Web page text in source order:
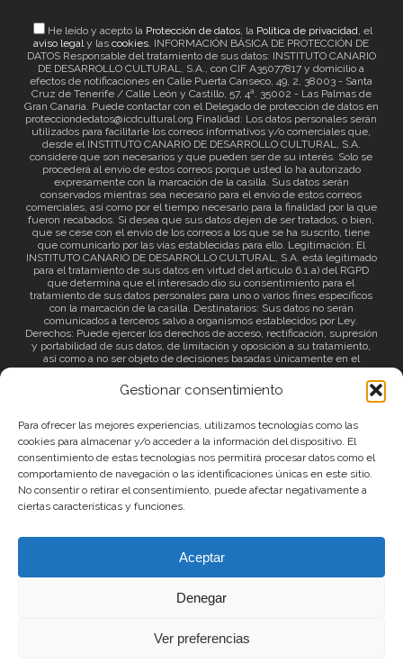
Gestionar consentimiento
Para ofrecer las mejores experiencias, utilizamos tecnologías como las
cookies para almacenar y/o acceder a la información del dispositivo. El
consentimiento de estas tecnologías nos permitirá procesar datos como el
comportamiento de navegación o las identificaciones únicas en este sitio.
No consentir o retirar el consentimiento, puede afectar negativamente a
ciertas características y funciones.
Aceptar
Denegar
Ver preferencias
He leído y acepto la Protección de datos, la Política de privacidad, el
aviso legaly lascookies. INFORMACIÓN BÁSICA DE PROTECCIÓN DE
DATOS Responsable del tratamiento de sus datos: INSTITUTO CANARIO
DE DESARROLLO CULTURAL, S.A., con CIF A35077817 y domicilio a
efectos de notificaciones en Calle Puerta Canseco, 49, 2, 38003 - Santa
Cruz de Tenerife / Calle León y Castillo, 57, 4ª. 35002 - Las Palmas de
Gran Canaria. Puede contactar con el Delegado de protección de datos en
protecciondedatos@icdcultural.org Finalidad: Los datos personales serán
utilizados para facilitarle los correos informativos y/o comerciales que,
desde el INSTITUTO CANARIO DE DESARROLLO CULTURAL, S.A.
considere que son necesarios y que pueden ser de su interés. Solo se
procederá al envío de estos correos porque usted lo ha autorizado
expresamente con la marcación de la casilla. Sus datos serán
conservados mientras sea necesario para el envío de estos correos
comerciales, así como por el tiempo necesario para la finalidad por la que
fueron recabados. Si desea que sus datos dejen de ser tratados, o bien,
que se cese con el envío de los correos a los que se ha suscrito, tiene
que comunicarlo por las vías establecidas para ello. Legitimación: El
INSTITUTO CANARIO DE DESARROLLO CULTURAL, S.A. está legitimado
para el tratamiento de sus datos en virtud del artículo 6.1.a) del RGPD
que determina que el interesado dio su consentimiento para el
tratamiento de sus datos personales para uno o varios fines específicos
con la marcación de la casilla. Destinatarios: Sus datos no serán
comunicados a terceros salvo a organismos establecidos por Ley.
Derechos: Puede ejercer los derechos de acceso, rectificación, supresión
y portabilidad de sus datos, de limitación y oposición a su tratamiento,
así como a no ser objeto de decisiones basadas únicamente en el
tratamiento automatizado de sus datos y revocar el consentimiento
prestado. Información adicional: Puede consultar la información adicional
a través del siguienteenlace.
© 2026 Canary Islands Film.
Protección de datos